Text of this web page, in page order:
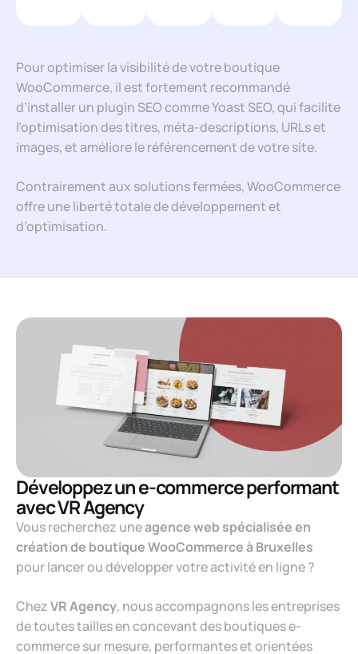
Pour optimiser la visibilité de votre boutique
WooCommerce, il est fortement recommandé
d’installer un plugin SEO comme Yoast SEO, qui facilite
l’optimisation des titres, méta-descriptions, URLs et
images, et améliore le référencement de votre site.
Contrairement aux solutions fermées, WooCommerce
offre une liberté totale de développement et
d’optimisation.
Développez un e-commerce performant
avec VR Agency
Vous recherchez uneagence web spécialisée en
création de boutique WooCommerce à Bruxelles
pour lancer ou développer votre activité en ligne ?
ChezVR Agency, nous accompagnons les entreprises
de toutes tailles en concevant des boutiques e-
commerce sur mesure, performantes et orientées